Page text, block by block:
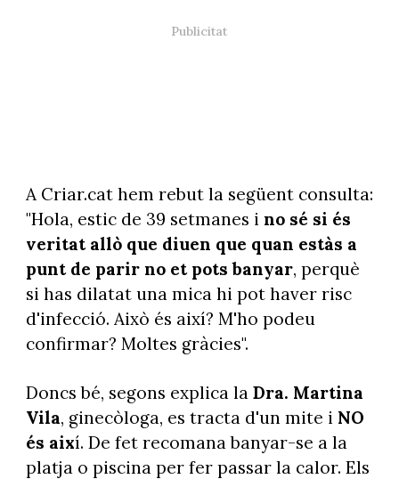
A Criar.cat hem rebut la següent consulta:
"Hola, estic de 39 setmanes i no sé si és
veritat allò que diuen que quan estàs a
punt de parir no et pots banyar, perquè
si has dilatat una mica hi pot haver risc
d'infecció. Això és així? M'ho podeu
confirmar? Moltes gràcies".
Doncs bé, segons explica la Dra. Martina
Vila, ginecòloga, es tracta d'un mite i NO
és així. De fet recomana banyar-se a la
platja o piscina per fer passar la calor. Els